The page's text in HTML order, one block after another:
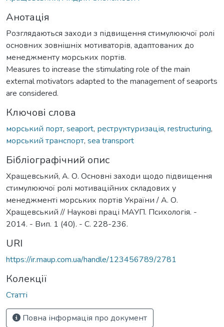
Анотація
Розглядаються заходи з підвищення стимулюючої ролі
основних зовнішніх мотиваторів, адаптованих до
менеджменту морських портів.
Measures to increase the stimulating role of the main
external motivators adapted to the management of seaports
are considered.
Ключові слова
морський порт, seaport, реструктуризація, restructuring,
морський транспорт, sea ​​transport
Бібліографічний опис
Хращевський, А. О. Основні заходи щодо підвищення
стимулюючої ролі мотиваційних складових у
менеджменті морських портів України / А. О.
Хращевський // Наукові праці МАУП. Психологія. -
2014. - Вип. 1 (40). - С. 228-236.
URI
https://ir.maup.com.ua/handle/123456789/2781
Колекції
Статті
Повна інформація про документ